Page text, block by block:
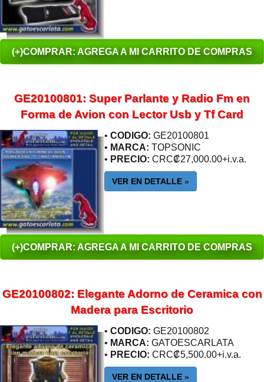
(+)COMPRAR: AGREGA A MI CARRITO DE COMPRAS
GE20100801: Super Parlante y Radio Fm en
Forma de Avion con Lector Usb y Tf Card
• CODIGO: GE20100801
• MARCA: TOPSONIC
• PRECIO: CRC₡27,000.00+i.v.a.
VER EN DETALLE »
(+)COMPRAR: AGREGA A MI CARRITO DE COMPRAS
GE20100802: Elegante Adorno de Ceramica con
Madera para Escritorio
• CODIGO: GE20100802
• MARCA: GATOESCARLATA
• PRECIO: CRC₡5,500.00+i.v.a.
VER EN DETALLE »